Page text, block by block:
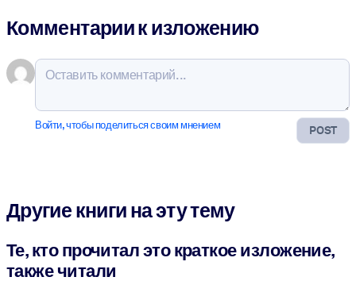
Комментарии к изложению
POST
Войти, чтобы поделиться своим мнением
Другие книги на эту тему
Те, кто прочитал это краткое изложение,
также читали